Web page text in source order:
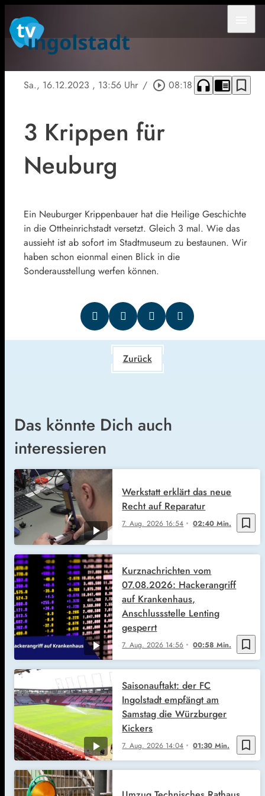
Sa., 16.12.2023 , 13:56 Uhr / play_circle_outline 08:18 headphones chrome_reader_mode bookmark_border
3 Krippen für
Neuburg
Ein Neuburger Krippenbauer hat die Heilige Geschichte
in die Ottheinrichstadt versetzt. Gleich 3 mal. Wie das
aussieht ist ab sofort im Stadtmuseum zu bestaunen. Wir
haben schon eionmal einen Blick in die
Sonderausstellung werfen können.
Zurück
Das könnte Dich auch
interessieren
bookmark_border
7. Aug. 2026 16:54 02:40 Min.
Werkstatt erklärt das neue
Recht auf Reparatur
bookmark_border
7. Aug. 2026 14:56 00:58 Min.
Kurznachrichten vom
07.08.2026: Hackerangriff
auf Krankenhaus,
Anschlussstelle Lenting
gesperrt
bookmark_border
7. Aug. 2026 14:04 01:30 Min.
Saisonauftakt: der FC
Ingolstadt empfängt am
Samstag die Würzburger
Kickers